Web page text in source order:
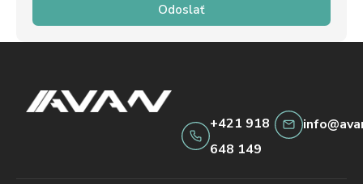
Odoslať
+421 918
648 149